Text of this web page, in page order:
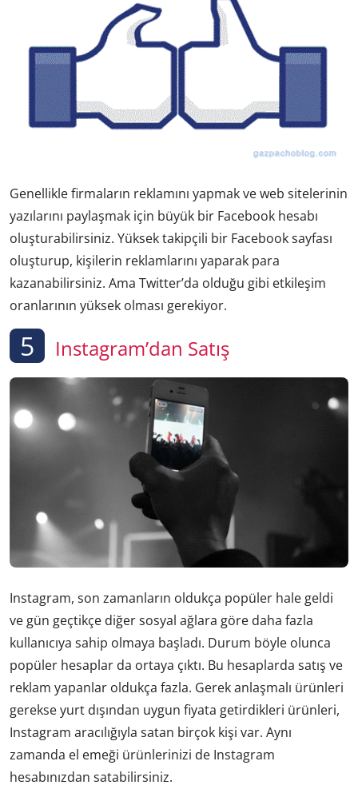
Genellikle firmaların reklamını yapmak ve web sitelerinin
yazılarını paylaşmak için büyük bir Facebook hesabı
oluşturabilirsiniz. Yüksek takipçili bir Facebook sayfası
oluşturup, kişilerin reklamlarını yaparak para
kazanabilirsiniz. Ama Twitter’da olduğu gibi etkileşim
oranlarının yüksek olması gerekiyor.
5 Instagram’dan Satış
Instagram, son zamanların oldukça popüler hale geldi
ve gün geçtikçe diğer sosyal ağlara göre daha fazla
kullanıcıya sahip olmaya başladı. Durum böyle olunca
popüler hesaplar da ortaya çıktı. Bu hesaplarda satış ve
reklam yapanlar oldukça fazla. Gerek anlaşmalı ürünleri
gerekse yurt dışından uygun fiyata getirdikleri ürünleri,
Instagram aracılığıyla satan birçok kişi var. Aynı
zamanda el emeği ürünlerinizi de Instagram
hesabınızdan satabilirsiniz.